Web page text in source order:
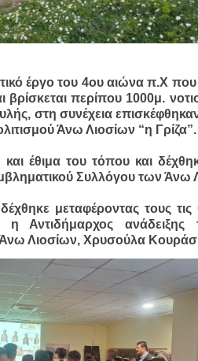
έργο του 4ου αιώνα π.Χ που
βρίσκεται περίπου 1000μ.
στη συνέχεια
Άνω Λιοσίων “η Γρίζα”.
και έθιμα του τόπου και
Συλλόγου των Άνω
μεταφέροντας τους τις
ανάδειξης
Άνω Λιοσίων, Χρυσούλα